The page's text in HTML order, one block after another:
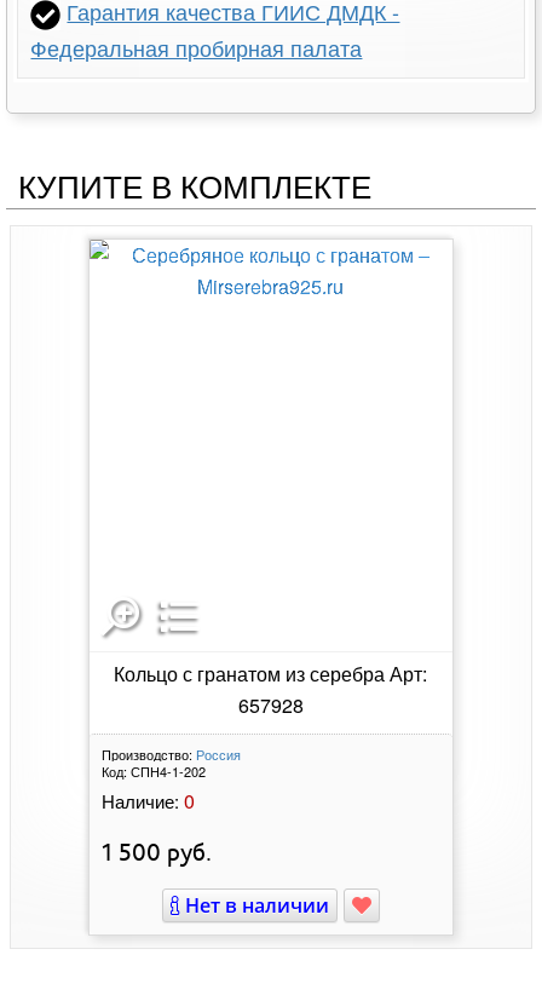
Гарантия качества ГИИС ДМДК -
Федеральная пробирная палата
КУПИТЕ В КОМПЛЕКТЕ
Кольцо с гранатом из серебра Арт:
657928
Производство: Россия
Код: СПН4-1-202
Наличие: 0
1 500 руб.
Нет в наличии